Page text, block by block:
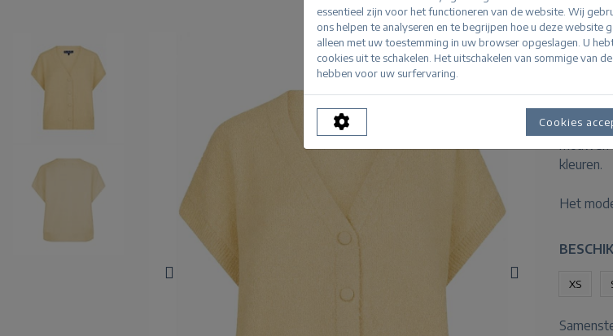
De
bouclé
mouwen
kleuren.
Het
XS
essentieel zijn voor het functioneren van de website. Wij
ons helpen te analyseren en te begrijpen hoe u deze website
alleen met uw toestemming in uw browser opgeslagen. U
cookies uit te schakelen. Het uitschakelen van sommige van
hebben voor uw surfervaring.
Cookies